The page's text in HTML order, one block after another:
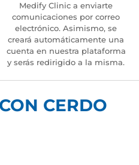
Medify Clinic a enviarte
comunicaciones por correo
electrónico. Asimismo, se
creará automáticamente una
cuenta en nuestra plataforma
y serás redirigido a la misma.
CERDO